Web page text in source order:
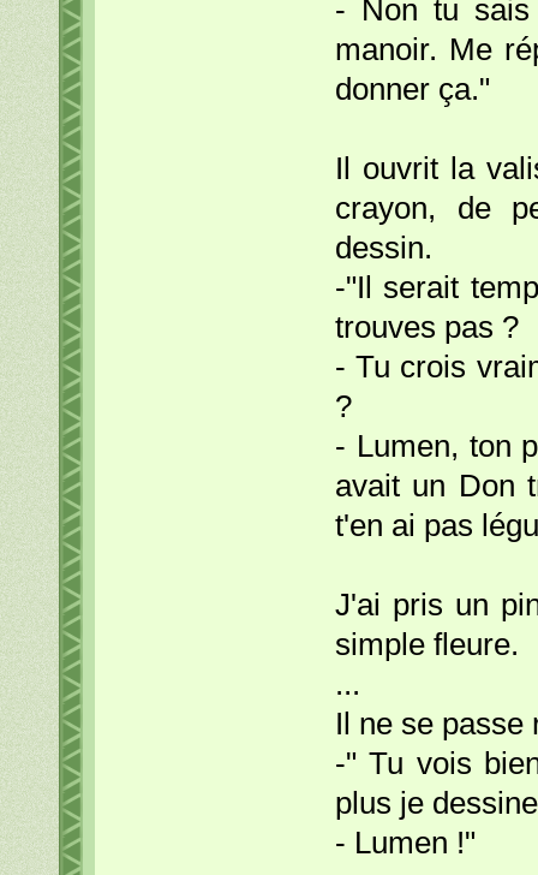
- Non tu
manoir. Me
donner ça."
Il ouvrit la
crayon, de
dessin.
-"Il serait
trouves pas ?
- Tu crois
?
- Lumen, ton
avait un Don
t'en ai pas
J'ai pris un
simple fleure.
...
Il ne se passe
-" Tu vois
plus je
- Lumen !"